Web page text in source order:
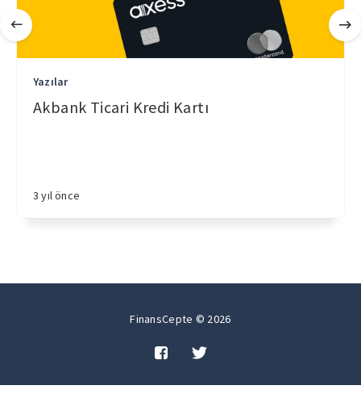
Yazılar
Akbank Ticari Kredi Kartı
3 yıl önce
FinansCepte © 2026